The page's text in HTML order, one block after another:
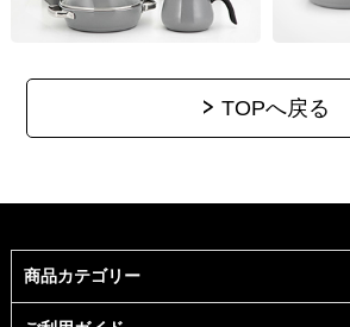
TOPへ戻る
商品カテゴリー